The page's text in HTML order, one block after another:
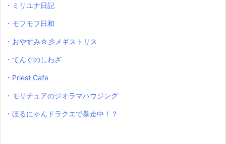
・ミリユナ日記
・モフモフ日和
・おやすみ☆彡メギストリス
・てんぐのしわざ
・Priest Cafe
・モリチュアのジオラマハウジング
・ほるにゃんドラクエで暴走中！？